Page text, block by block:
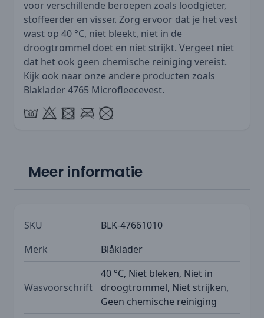
voor verschillende beroepen zoals loodgieter,
stoffeerder en visser. Zorg ervoor dat je het vest
wast op 40 °C, niet bleekt, niet in de
droogtrommel doet en niet strijkt. Vergeet niet
dat het ook geen chemische reiniging vereist.
Kijk ook naar onze andere producten zoals
Blaklader 4765 Microfleecevest.
Meer informatie
SKU
BLK-47661010
Merk
Blåkläder
Wasvoorschrift
40 °C, Niet bleken, Niet in
droogtrommel, Niet strijken,
Geen chemische reiniging